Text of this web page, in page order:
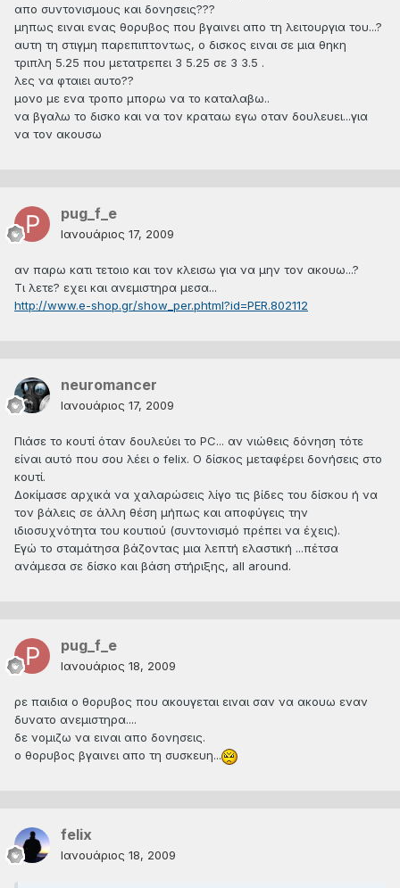
απο συντονισμους και δονησεις???
μηπως ειναι ενας θορυβος που βγαινει απο τη λειτουργια του...?
αυτη τη στιγμη παρεπιπτοντως, ο δισκος ειναι σε μια θηκη
τριπλη 5.25 που μετατρεπει 3 5.25 σε 3 3.5 .
λες να φταιει αυτο??
μονο με ενα τροπο μπορω να το καταλαβω..
να βγαλω το δισκο και να τον κραταω εγω οταν δουλευει...για
να τον ακουσω
pug_f_e
Ιανουάριος 17, 2009
αν παρω κατι τετοιο και τον κλεισω για να μην τον ακουω...?
Τι λετε? εχει και ανεμιστηρα μεσα...
http://www.e-shop.gr/show_per.phtml?id=PER.802112
neuromancer
Ιανουάριος 17, 2009
Πιάσε το κουτί όταν δουλεύει το PC... αν νιώθεις δόνηση τότε
είναι αυτό που σου λέει ο felix. Ο δίσκος μεταφέρει δονήσεις στο
κουτί.
Δοκίμασε αρχικά να χαλαρώσεις λίγο τις βίδες του δίσκου ή να
τον βάλεις σε άλλη θέση μήπως και αποφύγεις την
ιδιοσυχνότητα του κουτιού (συντονισμό πρέπει να έχεις).
Εγώ το σταμάτησα βάζοντας μια λεπτή ελαστική ...πέτσα
ανάμεσα σε δίσκο και βάση στήριξης, all around.
pug_f_e
Ιανουάριος 18, 2009
ρε παιδια ο θορυβος που ακουγεται ειναι σαν να ακουω εναν
δυνατο ανεμιστηρα....
δε νομιζω να ειναι απο δονησεις.
ο θορυβος βγαινει απο τη συσκευη...
felix
Ιανουάριος 18, 2009